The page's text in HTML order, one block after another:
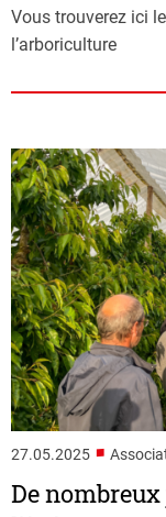
Vous trouverez ici
l’arboriculture
27.05.2025 ■
De